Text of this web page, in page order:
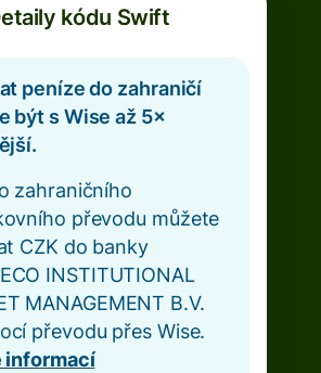
kódu Swift
peníze do zahraničí
být s Wise až 5×
zahraničního
převodu můžete
CZK do banky
INSTITUTIONAL
MANAGEMENT B.V.
převodu přes Wise.
informací